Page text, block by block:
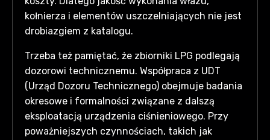
kołnierza i elementów uszczelniających nie jest
drobiazgiem z katalogu.
Trzeba też pamiętać, że zbiorniki LPG podlegają
dozorowi technicznemu. Współpraca z UDT
(Urząd Dozoru Technicznego) obejmuje badania
okresowe i formalności związane z dalszą
eksploatacją urządzenia ciśnieniowego. Przy
poważniejszych czynnościach, takich jak